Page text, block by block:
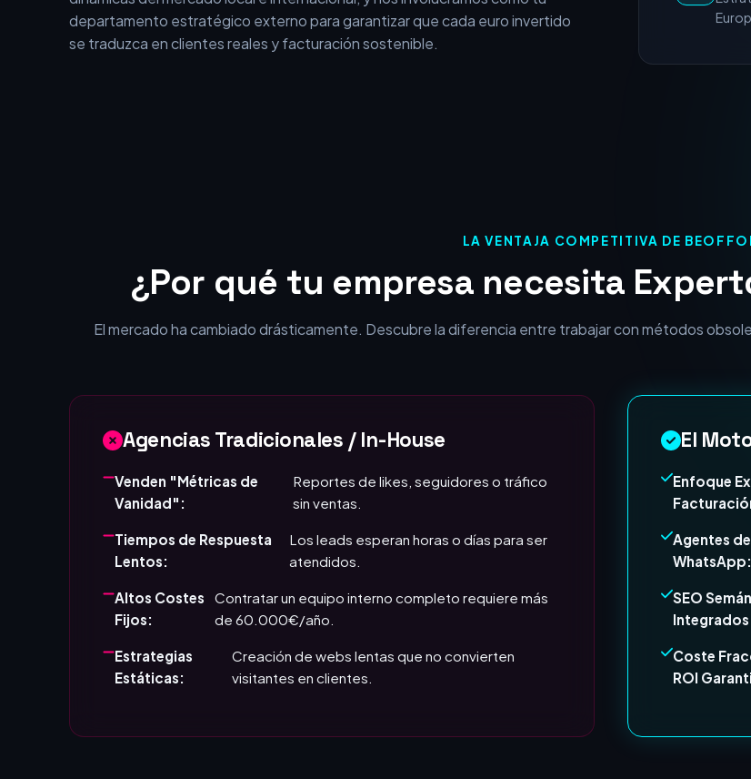
Nos apasiona ver crecer a las PYMES y autónomos. Entendemos las
dinámicas del mercado local e internacional, y nos involucramos como tu
solo
LA VENTAJA COMPETITIVA DE
¿Por qué tu empresa necesita
Agencias Tradicionales / In-House
Venden "Métricas de
Vanidad":
Reportes de likes, seguidores o tráfico
sin ventas.
Tiempos de Respuesta
Lentos:
Los leads esperan horas o días para ser
atendidos.
Altos Costes
Fijos:
Contratar un equipo interno completo requiere más
de 60.000€/año.
Estáticas:
visitantes en clientes.
El
Enfoque
Agentes
SEO
ROI